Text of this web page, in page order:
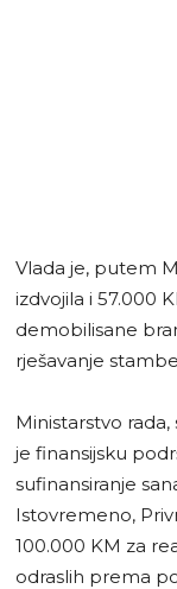
Vlada je, putem
izdvojila i 57.000
demobilisane
rješavanje
Ministarstvo
je finansijsku
sufinansiranje
Istovremeno,
100.000 KM za
odraslih prema